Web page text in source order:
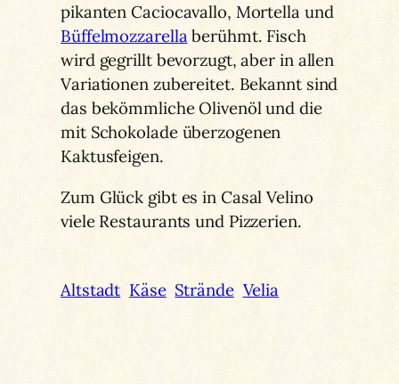
pikanten Caciocavallo, Mortella und
Büffelmozzarella berühmt. Fisch
wird gegrillt bevorzugt, aber in allen
Variationen zubereitet. Bekannt sind
das bekömmliche Olivenöl und die
mit Schokolade überzogenen
Kaktusfeigen.
Zum Glück gibt es in Casal Velino
viele Restaurants und Pizzerien.
Altstadt Käse Strände Velia